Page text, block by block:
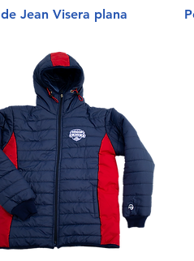
Jean Visera plana